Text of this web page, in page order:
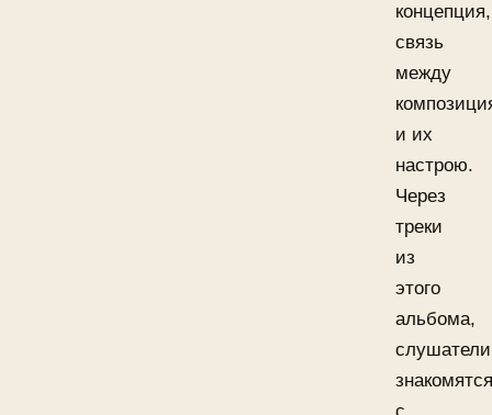
концепция,
связь
между
и их
настрою.
Через
треки
из
этого
альбома,
слушатели
знакомятся